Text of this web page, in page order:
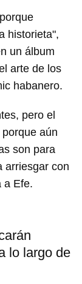
historieta",
un álbum
arte de los
habanero.
pero el
aún
son para
arriesgar con
a Efe.
lo largo de